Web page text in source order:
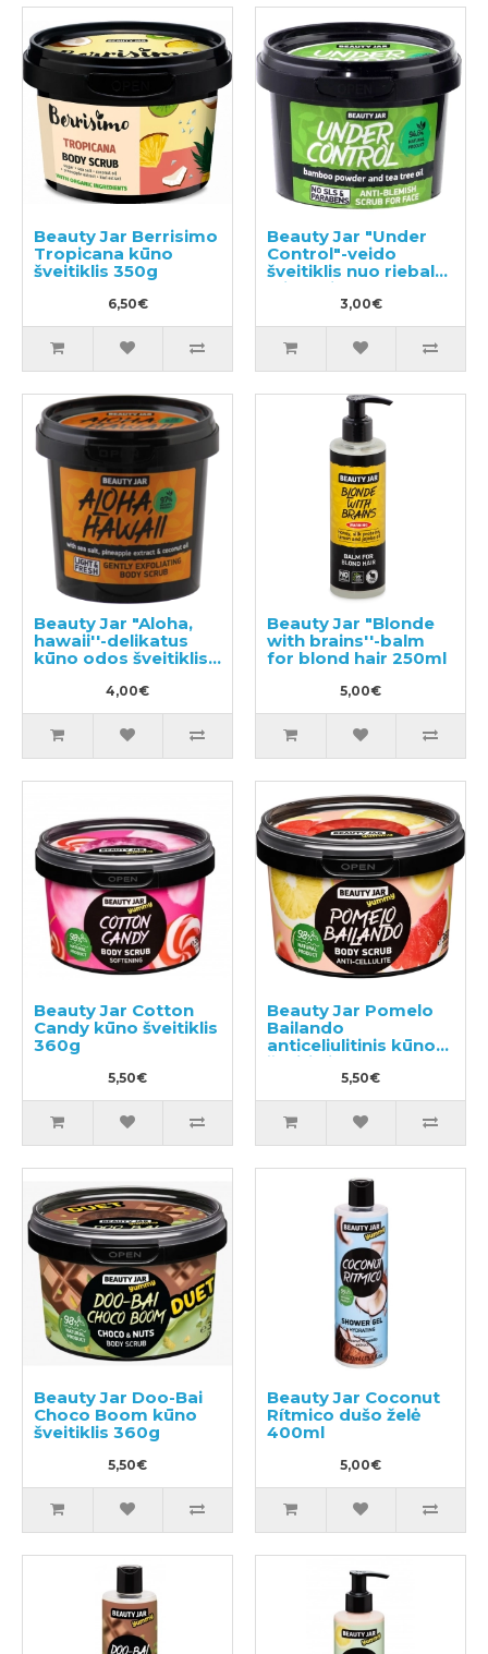
Beauty Jar Berrisimo
Tropicana kūno
šveitiklis 350g
6,50€
Beauty Jar "Under
Control"-veido
šveitiklis nuo riebalų
blizgesio 120g
3,00€
Beauty Jar "Aloha,
hawaii''-delikatus
kūno odos šveitiklis
4,00€
Beauty Jar "Blonde
with brains''-balm
for blond hair 250ml
5,00€
Beauty Jar Cotton
Candy kūno šveitiklis
360g
5,50€
Beauty Jar Pomelo
Bailando
anticeliulitinis kūno
šveitiklis 360g
5,50€
Beauty Jar Doo-Bai
Choco Boom kūno
šveitiklis 360g
5,50€
Beauty Jar Coconut
Rítmico dušo želė
400ml
5,00€